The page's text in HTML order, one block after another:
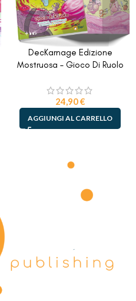
DecKarnage Edizione
Mostruosa – Gioco Di Ruolo
24,90€
AGGIUNGI AL CARRELLO